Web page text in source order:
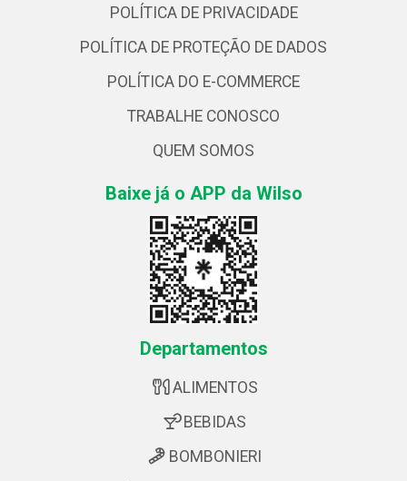
POLÍTICA DE PRIVACIDADE
POLÍTICA DE PROTEÇÃO DE DADOS
POLÍTICA DO E-COMMERCE
TRABALHE CONOSCO
QUEM SOMOS
Baixe já o APP da Wilso
Departamentos
ALIMENTOS
BEBIDAS
BOMBONIERI